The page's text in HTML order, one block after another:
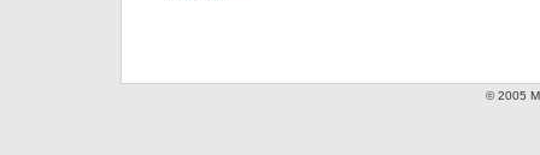
© 2005